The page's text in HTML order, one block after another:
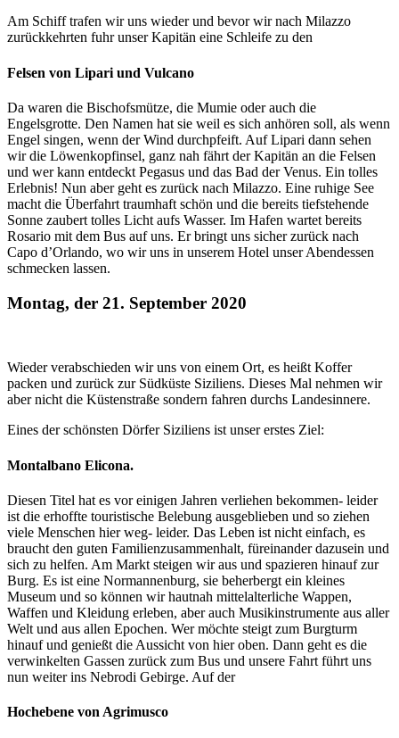
Am Schiff trafen wir uns wieder und bevor wir nach Milazzo
zurückkehrten fuhr unser Kapitän eine Schleife zu den
Felsen von Lipari und Vulcano
Da waren die Bischofsmütze, die Mumie oder auch die
Engelsgrotte. Den Namen hat sie weil es sich anhören soll, als wenn
Engel singen, wenn der Wind durchpfeift. Auf Lipari dann sehen
wir die Löwenkopfinsel, ganz nah fährt der Kapitän an die Felsen
und wer kann entdeckt Pegasus und das Bad der Venus. Ein tolles
Erlebnis! Nun aber geht es zurück nach Milazzo. Eine ruhige See
macht die Überfahrt traumhaft schön und die bereits tiefstehende
Sonne zaubert tolles Licht aufs Wasser. Im Hafen wartet bereits
Rosario mit dem Bus auf uns. Er bringt uns sicher zurück nach
Capo d’Orlando, wo wir uns in unserem Hotel unser Abendessen
schmecken lassen.
Montag, der 21. September 2020
Wieder verabschieden wir uns von einem Ort, es heißt Koffer
packen und zurück zur Südküste Siziliens. Dieses Mal nehmen wir
aber nicht die Küstenstraße sondern fahren durchs Landesinnere.
Eines der schönsten Dörfer Siziliens ist unser erstes Ziel:
Montalbano Elicona.
Diesen Titel hat es vor einigen Jahren verliehen bekommen- leider
ist die erhoffte touristische Belebung ausgeblieben und so ziehen
viele Menschen hier weg- leider. Das Leben ist nicht einfach, es
braucht den guten Familienzusammenhalt, füreinander dazusein und
sich zu helfen. Am Markt steigen wir aus und spazieren hinauf zur
Burg. Es ist eine Normannenburg, sie beherbergt ein kleines
Museum und so können wir hautnah mittelalterliche Wappen,
Waffen und Kleidung erleben, aber auch Musikinstrumente aus aller
Welt und aus allen Epochen. Wer möchte steigt zum Burgturm
hinauf und genießt die Aussicht von hier oben. Dann geht es die
verwinkelten Gassen zurück zum Bus und unsere Fahrt führt uns
nun weiter ins Nebrodi Gebirge. Auf der
Hochebene von Agrimusco